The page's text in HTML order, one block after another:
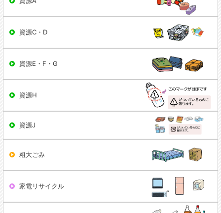
資源C・D
資源E・F・G
資源H
資源J
粗大ごみ
家電リサイクル